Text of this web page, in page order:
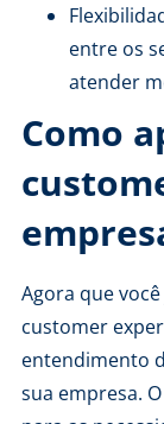
entre os
atender
Como
Agora que
customer
entendimento
sua empresa.